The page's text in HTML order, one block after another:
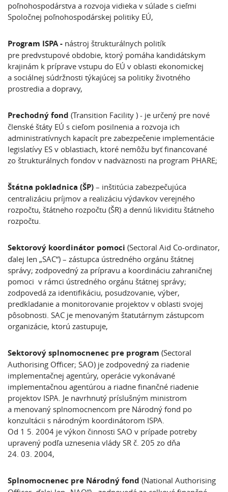
poľnohospodárstva a rozvoja vidieka v súlade s cieľmi
Spoločnej poľnohospodárskej politiky EÚ,
Program ISPA - nástroj štrukturálnych politík
pre predvstupové obdobie, ktorý pomáha kandidátskym
krajinám k príprave vstupu do EÚ v oblasti ekonomickej
a sociálnej súdržnosti týkajúcej sa politiky životného
prostredia a dopravy,
Prechodný fond (Transition Facility ) - je určený pre nové
členské štáty EÚ s cieľom posilnenia a rozvoja ich
administratívnych kapacít pre zabezpečenie implementácie
legislatívy ES v oblastiach, ktoré nemôžu byť financované
zo štrukturálnych fondov v nadväznosti na program PHARE;
Štátna pokladnica (ŠP) – inštitúcia zabezpečujúca
centralizáciu príjmov a realizáciu výdavkov verejného
rozpočtu, štátneho rozpočtu (ŠR) a dennú likviditu štátneho
rozpočtu.
Sektorový koordinátor pomoci (Sectoral Aid Co-ordinator,
ďalej len „SAC“) – zástupca ústredného orgánu štátnej
správy; zodpovedný za prípravu a koordináciu zahraničnej
pomoci v rámci ústredného orgánu štátnej správy;
zodpovedá za identifikáciu, posudzovanie, výber,
predkladanie a monitorovanie projektov v oblasti svojej
pôsobnosti. SAC je menovaným štatutárnym zástupcom
organizácie, ktorú zastupuje,
Sektorový splnomocnenec pre program (Sectoral
Authorising Officer; SAO) je zodpovedný za riadenie
implementačnej agentúry, operácie vykonávané
implementačnou agentúrou a riadne finančné riadenie
projektov ISPA. Je navrhnutý príslušným ministrom
a menovaný splnomocnencom pre Národný fond po
konzultácii s národným koordinátorom ISPA.
Od 1 5. 2004 je výkon činnosti SAO v prípade potreby
upravený podľa uznesenia vlády SR č. 205 zo dňa
24. 03. 2004,
Splnomocnenec pre Národný fond (National Authorising